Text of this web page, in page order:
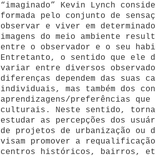
“imaginado” Kevin Lynch
formada pelo conjunto de
observar e viver em
imagens do meio ambiente
entre o observador e o seu
Entretanto, o sentido que ele
variar entre diversos
diferenças dependem das suas
individuais, mas também dos
aprendizagens/preferências
culturais. Neste sentido,
estudar as percepções dos
de projetos de urbanização ou
visam promover a
centros históricos, bairros,